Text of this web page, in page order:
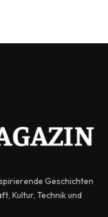
Geschichten
Kultur, Technik und